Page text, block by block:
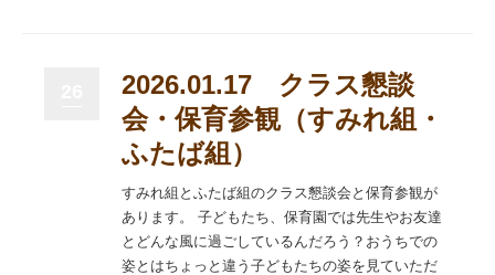
2026.01.17 クラス懇談
会・保育参観（すみれ組・
ふたば組）
すみれ組とふたば組のクラス懇談会と保育参観が
あります。 子どもたち、保育園では先生やお友達
とどんな風に過ごしているんだろう？おうちでの
姿とはちょっと違う子どもたちの姿を見ていただ